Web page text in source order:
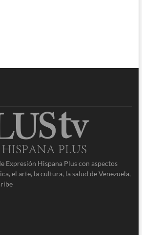
Expresión Hispana Plus con aspectos
el arte, la cultura, la salud de Venezuela,